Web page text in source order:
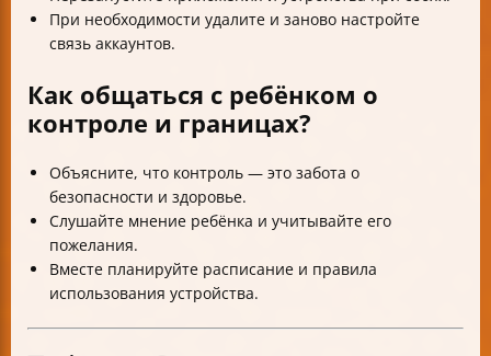
При необходимости удалите и заново настройте
связь аккаунтов.
Как общаться с ребёнком о
контроле и границах?
Объясните, что контроль — это забота о
безопасности и здоровье.
Слушайте мнение ребёнка и учитывайте его
пожелания.
Вместе планируйте расписание и правила
использования устройства.